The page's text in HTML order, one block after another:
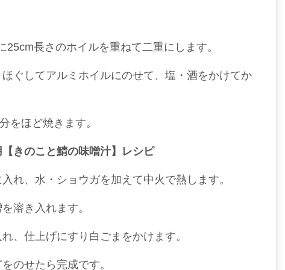
25cm長さのホイルを重ねて二重にします。
ぐしてアルミホイルにのせて、塩・酒をかけてか
をほど焼きます。
きのこと鯖の味噌汁】レシピ
れ、水・ショウガを加えて中火で熱します。
溶き入れます。
、仕上げにすり白ごまをかけます。
のせたら完成です。